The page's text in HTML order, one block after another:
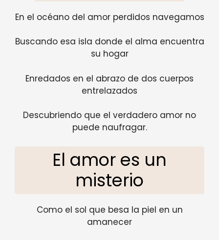
En el océano del amor perdidos navegamos
Buscando esa isla donde el alma encuentra
su hogar
Enredados en el abrazo de dos cuerpos
entrelazados
Descubriendo que el verdadero amor no
puede naufragar.
El amor es un
misterio
Como el sol que besa la piel en un
amanecer